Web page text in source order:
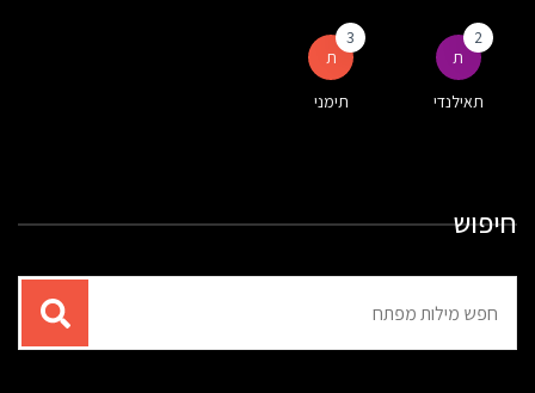
ת
2
תאילנדי
ת
3
תימני
חיפוש
עבור